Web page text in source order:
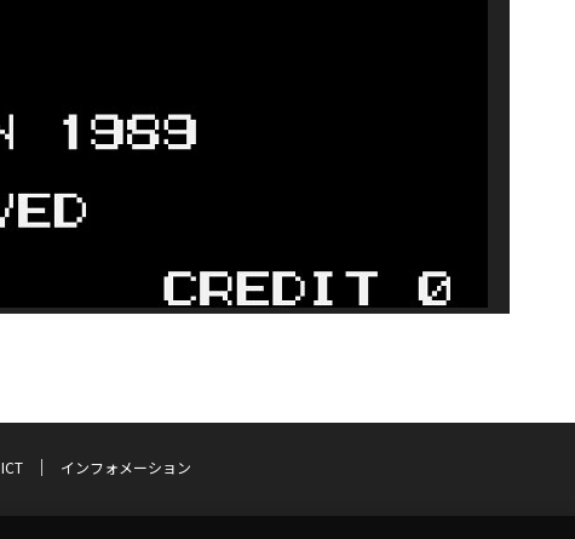
ICT
インフォメーション